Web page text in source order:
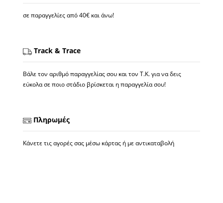
σε παραγγελίες από 40€ και άνω!
Track & Trace
Βάλε τον αριθμό παραγγελίας σου και τον Τ.Κ. για να δεις
εύκολα σε ποιο στάδιο βρίσκεται η παραγγελία σου!
Πληρωμές
Κάνετε τις αγορές σας μέσω κάρτας ή με αντικαταβολή